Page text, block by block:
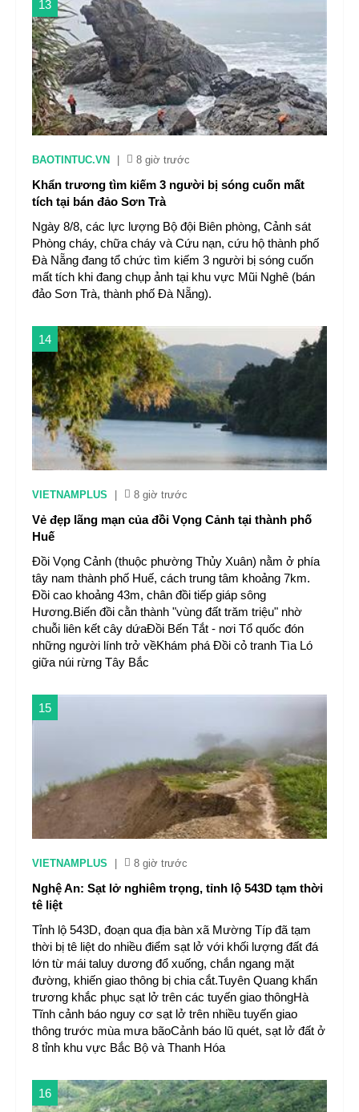
13
BAOTINTUC.VN 8 giờ trước
Khẩn trương tìm kiếm 3 người bị sóng cuốn mất
tích tại bán đảo Sơn Trà
Ngày 8/8, các lực lượng Bộ đội Biên phòng, Cảnh sát
Phòng cháy, chữa cháy và Cứu nạn, cứu hộ thành phố
Đà Nẵng đang tổ chức tìm kiếm 3 người bị sóng cuốn
mất tích khi đang chụp ảnh tại khu vực Mũi Nghê (bán
đảo Sơn Trà, thành phố Đà Nẵng).
14
VIETNAMPLUS 8 giờ trước
Vẻ đẹp lãng mạn của đồi Vọng Cảnh tại thành phố
Huế
Đồi Vọng Cảnh (thuộc phường Thủy Xuân) nằm ở phía
tây nam thành phố Huế, cách trung tâm khoảng 7km.
Đồi cao khoảng 43m, chân đồi tiếp giáp sông
Hương.Biến đồi cằn thành "vùng đất trăm triệu" nhờ
chuỗi liên kết cây dứaĐồi Bến Tắt - nơi Tổ quốc đón
những người lính trở vềKhám phá Đồi cỏ tranh Tìa Ló
giữa núi rừng Tây Bắc
15
VIETNAMPLUS 8 giờ trước
Nghệ An: Sạt lở nghiêm trọng, tỉnh lộ 543D tạm thời
tê liệt
Tỉnh lộ 543D, đoạn qua địa bàn xã Mường Típ đã tạm
thời bị tê liệt do nhiều điểm sạt lở với khối lượng đất đá
lớn từ mái taluy dương đổ xuống, chắn ngang mặt
đường, khiến giao thông bị chia cắt.Tuyên Quang khẩn
trương khắc phục sạt lở trên các tuyến giao thôngHà
Tĩnh cảnh báo nguy cơ sạt lở trên nhiều tuyến giao
thông trước mùa mưa bãoCảnh báo lũ quét, sạt lở đất ở
8 tỉnh khu vực Bắc Bộ và Thanh Hóa
16